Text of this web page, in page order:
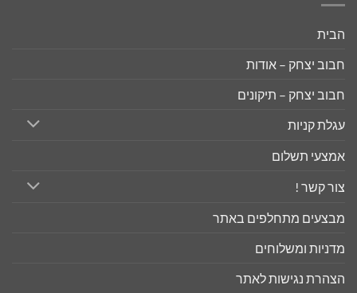
הבית
חבוב יצחק – אודות
חבוב יצחק – תיקונים
עגלת קניות
אמצעי תשלום
צור קשר !
מבצעים מתחלפים באתר
מדניות ומשלוחים
הצהרת נגישות לאתר